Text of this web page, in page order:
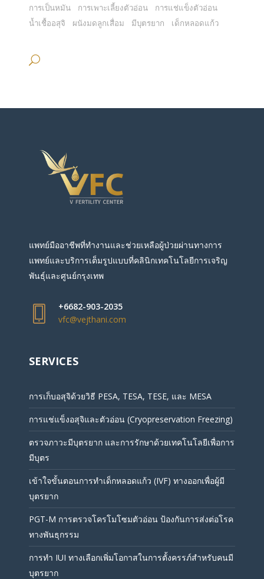
การเป็นหมัน
การเพาะเลี้ยงตัวอ่อน
การแช่แข็งตัวอ่อน
น้ำเชื้ออสุจิ
ผนังมดลูกเสื่อม มีบุตรยาก เด็กหลอดแก้ว
แพทย์มืออาชีพที่ทำงานและช่วยเหลือผู้ป่วยผ่านทางการ
แพทย์และบริการเต็มรูปแบบที่คลินิกเทคโนโลยีการเจริญ
พันธุ์และศูนย์กรุงเทพ
+6682-903-2035
vfc@vejthani.com
SERVICES
การเก็บอสุจิด้วยวิธี PESA, TESA, TESE, และ MESA
การแช่แข็งอสุจิและตัวอ่อน (Cryopreservation Freezing)
ตรวจภาวะมีบุตรยาก และการรักษาด้วยเทคโนโลยีเพื่อการ
มีบุตร
เข้าใจขั้นตอนการทำเด็กหลอดแก้ว (IVF) ทางออกเพื่อผู้มี
บุตรยาก
PGT-M การตรวจโครโมโซมตัวอ่อน ป้องกันการส่งต่อโรค
ทางพันธุกรรม
การทำ IUI ทางเลือกเพิ่มโอกาสในการตั้งครรภ์สำหรับคนมี
บุตรยาก